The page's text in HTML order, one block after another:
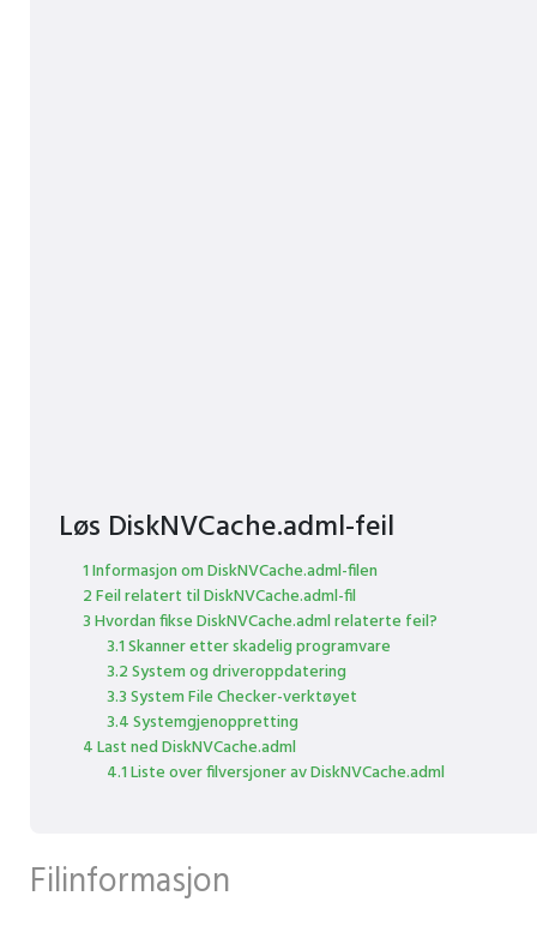
Løs DiskNVCache.adml-feil
1 Informasjon om DiskNVCache.adml-filen
2 Feil relatert til DiskNVCache.adml-fil
3 Hvordan fikse DiskNVCache.adml relaterte feil?
3.1 Skanner etter skadelig programvare
3.2 System og driveroppdatering
3.3 System File Checker-verktøyet
3.4 Systemgjenoppretting
4 Last ned DiskNVCache.adml
4.1 Liste over filversjoner av DiskNVCache.adml
Filinformasjon